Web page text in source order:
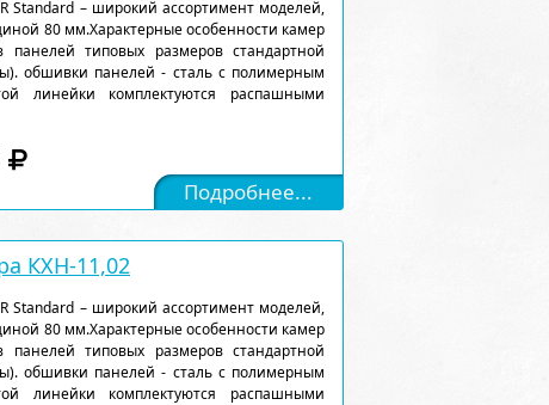
Standard – широкий ассортимент моделей,
80 мм.Характерные особенности камер
панелей типовых размеров стандартной
обшивки панелей - сталь с полимерным
линейки комплектуются распашными
Подробнее...
КХН-11,02
Standard – широкий ассортимент моделей,
80 мм.Характерные особенности камер
панелей типовых размеров стандартной
обшивки панелей - сталь с полимерным
линейки комплектуются распашными